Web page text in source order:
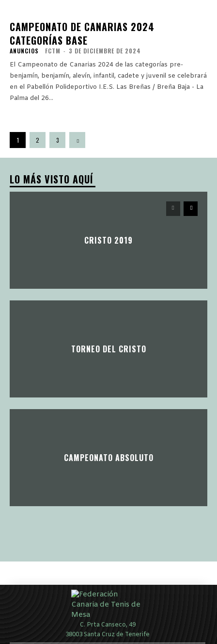
CAMPEONATO DE CANARIAS 2024
CATEGORÍAS BASE
ANUNCIOS FCTM - 3 DE DICIEMBRE DE 2024
El Campeonato de Canarias 2024 de las categorías pre-
benjamín, benjamín, alevín, infantil, cadete y juvenil se celebrará
en el Pabellón Polideportivo I.E.S. Las Breñas / Breña Baja - La
Palma del 26...
1 2 3
LO MÁS VISTO AQUÍ
CRISTO 2019
TORNEO DEL CRISTO
CAMPEONATO ABSOLUTO
C. Prta Canseco, 49
38003 Santa Cruz de Tenerife